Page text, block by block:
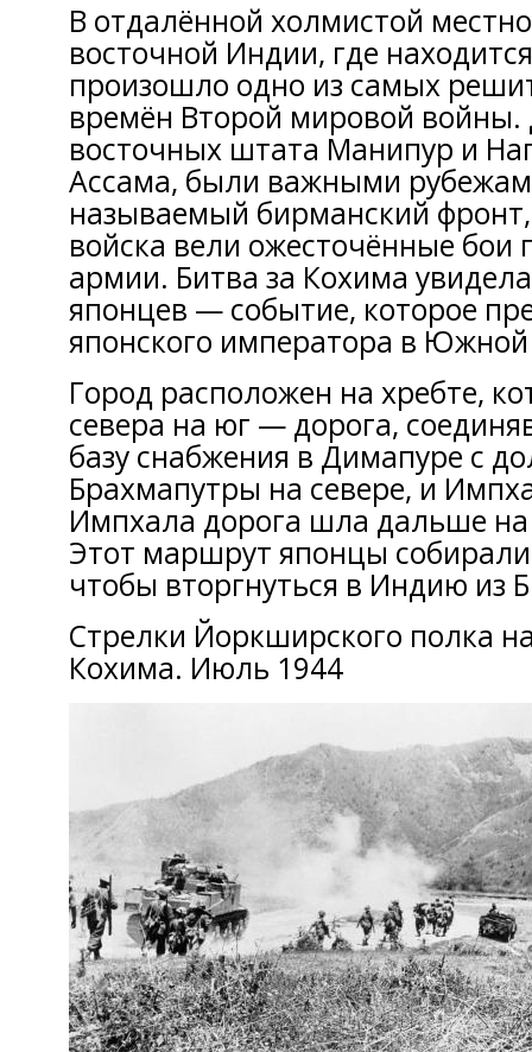
В отдалённой холмистой
восточной Индии, где
произошло одно из самых
времён Второй мировой войны.
восточных штата Манипур и
Ассама, были важными
называемый бирманский
войска вели ожесточённые бои
армии. Битва за Кохима
японцев — событие, которое
японского императора в
Город расположен на хребте,
севера на юг — дорога,
базу снабжения в Димапуре с
Брахмапутры на севере, и
Импхала дорога шла дальше
Этот маршрут японцы
чтобы вторгнуться в Индию из
Стрелки Йоркширского полка
Кохима. Июль 1944